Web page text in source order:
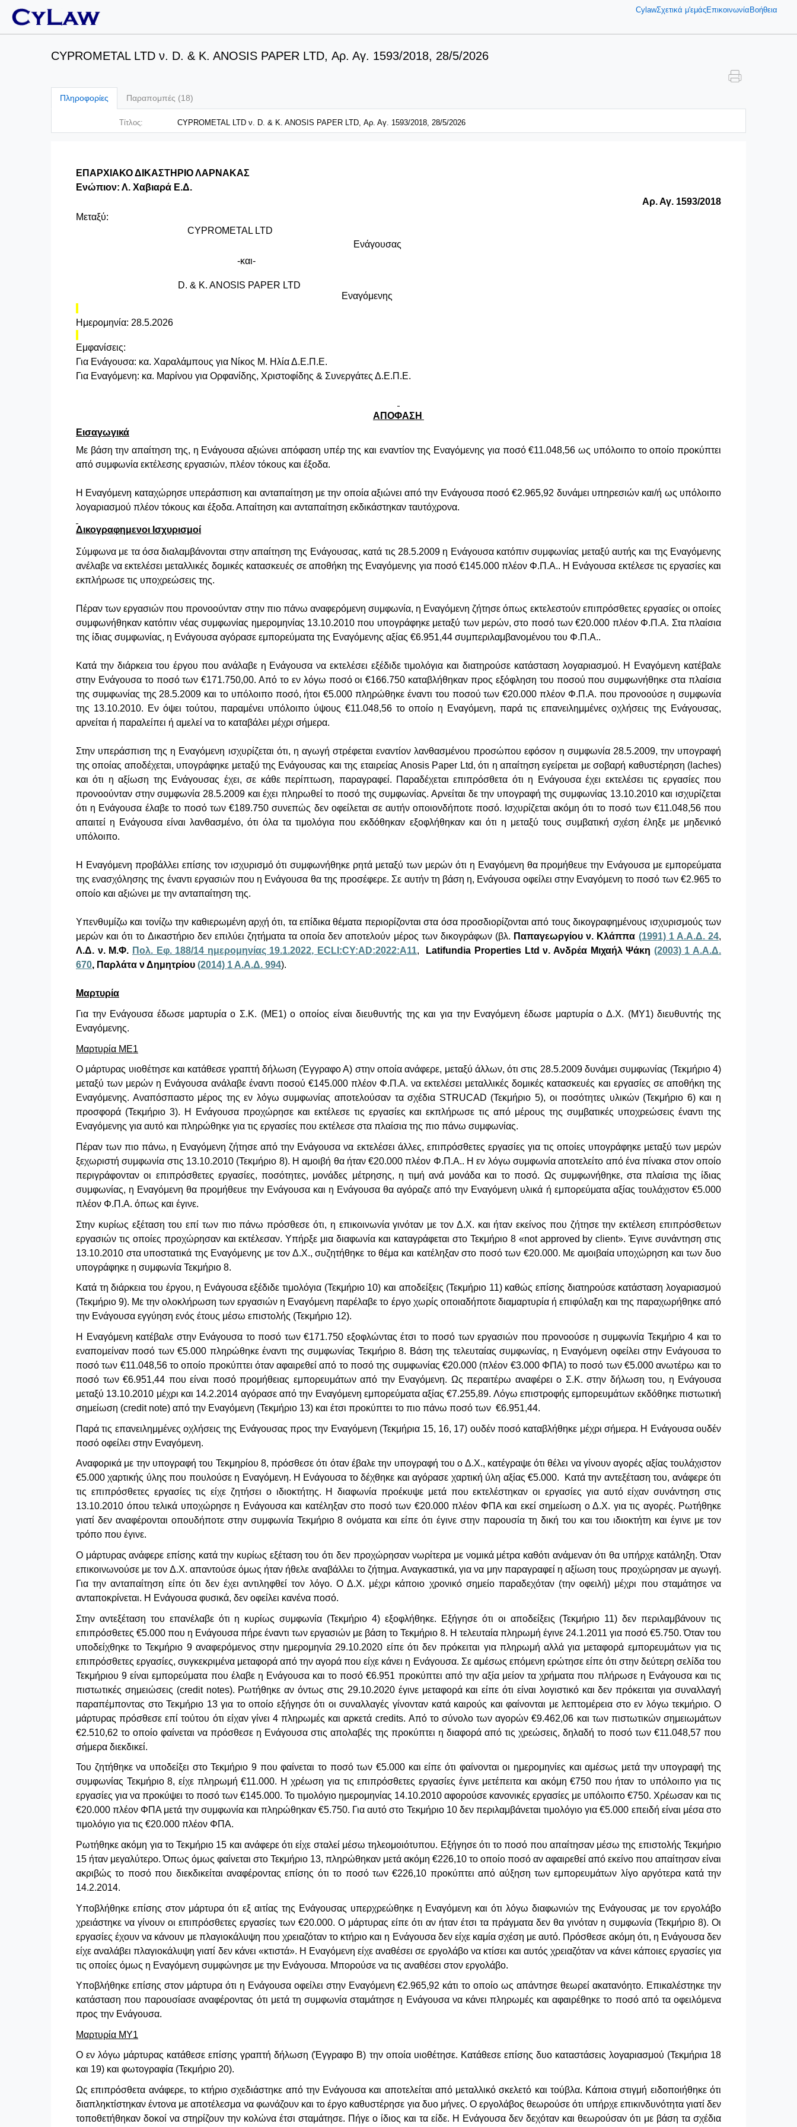
CylawΣχετικά μ'εμάςΕπικοινωνία Βοήθεια
CYPROMETAL LTD ν. D. & K. ANOSIS PAPER LTD, Αρ. Αγ. 1593/2018, 28/5/2026
Πληροφορίες Παραπομπές (18)
Τίτλος: CYPROMETAL LTD ν. D. & K. ANOSIS PAPER LTD, Αρ. Αγ. 1593/2018, 28/5/2026
ΕΠΑΡΧΙΑΚΟ ΔΙΚΑΣΤΗΡΙΟ ΛΑΡΝΑΚΑΣ
Ενώπιον: Λ. Χαβιαρά Ε.Δ.
Αρ. Αγ. 1593/2018
Μεταξύ:
CYPROMETAL LTD
Ενάγουσας
-και-
D. & K. ANOSIS PAPER LTD
Εναγόμενης
Ημερομηνία: 28.5.2026
Εμφανίσεις:
Για Ενάγουσα: κα. Χαραλάμπους για Νίκος Μ. Ηλία Δ.Ε.Π.Ε.
Για Εναγόμενη: κα. Μαρίνου για Ορφανίδης, Χριστοφίδης & Συνεργάτες Δ.Ε.Π.Ε.
ΑΠΟΦΑΣΗ
Εισαγωγικά
Με βάση την απαίτηση της, η Ενάγουσα αξιώνει απόφαση υπέρ της και εναντίον της Εναγόμενης για ποσό €11.048,56 ως υπόλοιπο το οποίο προκύπτει
από συμφωνία εκτέλεσης εργασιών, πλέον τόκους και έξοδα.
Η Εναγόμενη καταχώρησε υπεράσπιση και ανταπαίτηση με την οποία αξιώνει από την Ενάγουσα ποσό €2.965,92 δυνάμει υπηρεσιών και/ή ως υπόλοιπο
λογαριασμού πλέον τόκους και έξοδα. Απαίτηση και ανταπαίτηση εκδικάστηκαν ταυτόχρονα.
Δικογραφημενοι Ισχυρισμοί
Σύμφωνα με τα όσα διαλαμβάνονται στην απαίτηση της Ενάγουσας, κατά τις 28.5.2009 η Ενάγουσα κατόπιν συμφωνίας μεταξύ αυτής και της Εναγόμενης
ανέλαβε να εκτελέσει μεταλλικές δομικές κατασκευές σε αποθήκη της Εναγόμενης για ποσό €145.000 πλέον Φ.Π.Α.. Η Ενάγουσα εκτέλεσε τις εργασίες και
εκπλήρωσε τις υποχρεώσεις της.
Πέραν των εργασιών που προνοούνταν στην πιο πάνω αναφερόμενη συμφωνία, η Εναγόμενη ζήτησε όπως εκτελεστούν επιπρόσθετες εργασίες οι οποίες
συμφωνήθηκαν κατόπιν νέας συμφωνίας ημερομηνίας 13.10.2010 που υπογράφηκε μεταξύ των μερών, στο ποσό των €20.000 πλέον Φ.Π.Α. Στα πλαίσια
της ίδιας συμφωνίας, η Ενάγουσα αγόρασε εμπορεύματα της Εναγόμενης αξίας €6.951,44 συμπεριλαμβανομένου του Φ.Π.Α..
Κατά την διάρκεια του έργου που ανάλαβε η Ενάγουσα να εκτελέσει εξέδιδε τιμολόγια και διατηρούσε κατάσταση λογαριασμού. Η Εναγόμενη κατέβαλε
στην Ενάγουσα το ποσό των €171.750,00. Από το εν λόγω ποσό οι €166.750 καταβλήθηκαν προς εξόφληση του ποσού που συμφωνήθηκε στα πλαίσια
της συμφωνίας της 28.5.2009 και το υπόλοιπο ποσό, ήτοι €5.000 πληρώθηκε έναντι του ποσού των €20.000 πλέον Φ.Π.Α. που προνοούσε η συμφωνία
της 13.10.2010. Εν όψει τούτου, παραμένει υπόλοιπο ύψους €11.048,56 το οποίο η Εναγόμενη, παρά τις επανειλημμένες οχλήσεις της Ενάγουσας,
αρνείται ή παραλείπει ή αμελεί να το καταβάλει μέχρι σήμερα.
Στην υπεράσπιση της η Εναγόμενη ισχυρίζεται ότι, η αγωγή στρέφεται εναντίον λανθασμένου προσώπου εφόσον η συμφωνία 28.5.2009, την υπογραφή
της οποίας αποδέχεται, υπογράφηκε μεταξύ της Ενάγουσας και της εταιρείας Anosis Paper Ltd, ότι η απαίτηση εγείρεται με σοβαρή καθυστέρηση ( laches)
και ότι η αξίωση της Ενάγουσας έχει, σε κάθε περίπτωση, παραγραφεί. Παραδέχεται επιπρόσθετα ότι η Ενάγουσα έχει εκτελέσει τις εργασίες που
προνοούνταν στην συμφωνία 28.5.2009 και έχει πληρωθεί το ποσό της συμφωνίας. Αρνείται δε την υπογραφή της συμφωνίας 13.10.2010 και ισχυρίζεται
ότι η Ενάγουσα έλαβε το ποσό των €189.750 συνεπώς δεν οφείλεται σε αυτήν οποιονδήποτε ποσό. Ισχυρίζεται ακόμη ότι το ποσό των €11.048,56 που
απαιτεί η Ενάγουσα είναι λανθασμένο, ότι όλα τα τιμολόγια που εκδόθηκαν εξοφλήθηκαν και ότι η μεταξύ τους συμβατική σχέση έληξε με μηδενικό
υπόλοιπο.
Η Εναγόμενη προβάλλει επίσης τον ισχυρισμό ότι συμφωνήθηκε ρητά μεταξύ των μερών ότι η Εναγόμενη θα προμήθευε την Ενάγουσα με εμπορεύματα
της ενασχόλησης της έναντι εργασιών που η Ενάγουσα θα της προσέφερε. Σε αυτήν τη βάση η, Ενάγουσα οφείλει στην Εναγόμενη το ποσό των €2.965 το
οποίο και αξιώνει με την ανταπαίτηση της.
Υπενθυμίζω και τονίζω την καθιερωμένη αρχή ότι, τα επίδικα θέματα περιορίζονται στα όσα προσδιορίζονται από τους δικογραφημένους ισχυρισμούς των
μερών και ότι το Δικαστήριο δεν επιλύει ζητήματα τα οποία δεν αποτελούν μέρος των δικογράφων (βλ. Παπαγεωργίου ν. Κλάππα (1991) 1 Α.Α.Δ. 24,
Λ.Δ. ν. Μ.Φ. Πολ. Εφ. 188/14 ημερομηνίας 19.1.2022, ECLI:CY:AD:2022:A11, Latifundia Properties Ltd ν. Ανδρέα Μιχαήλ Ψάκη (2003) 1 Α.Α.Δ.
670, Παρλάτα ν Δημητρίου (2014) 1 Α.Α.Δ. 994).
Μαρτυρία
Για την Ενάγουσα έδωσε μαρτυρία ο Σ.Κ. (ΜΕ1) ο οποίος είναι διευθυντής της και για την Εναγόμενη έδωσε μαρτυρία ο Δ.Χ. (ΜΥ1) διευθυντής της
Εναγόμενης.
Μαρτυρία ΜΕ1
Ο μάρτυρας υιοθέτησε και κατάθεσε γραπτή δήλωση (Έγγραφο Α) στην οποία ανάφερε, μεταξύ άλλων, ότι στις 28.5.2009 δυνάμει συμφωνίας (Τεκμήριο 4)
μεταξύ των μερών η Ενάγουσα ανάλαβε έναντι ποσού €145.000 πλέον Φ.Π.Α. να εκτελέσει μεταλλικές δομικές κατασκευές και εργασίες σε αποθήκη της
Εναγόμενης. Αναπόσπαστο μέρος της εν λόγω συμφωνίας αποτελούσαν τα σχέδια STRUCAD (Τεκμήριο 5), οι ποσότητες υλικών (Τεκμήριο 6) και η
προσφορά (Τεκμήριο 3). Η Ενάγουσα προχώρησε και εκτέλεσε τις εργασίες και εκπλήρωσε τις από μέρους της συμβατικές υποχρεώσεις έναντι της
Εναγόμενης για αυτό και πληρώθηκε για τις εργασίες που εκτέλεσε στα πλαίσια της πιο πάνω συμφωνίας.
Πέραν των πιο πάνω, η Εναγόμενη ζήτησε από την Ενάγουσα να εκτελέσει άλλες, επιπρόσθετες εργασίες για τις οποίες υπογράφηκε μεταξύ των μερών
ξεχωριστή συμφωνία στις 13.10.2010 (Τεκμήριο 8). Η αμοιβή θα ήταν €20.000 πλέον Φ.Π.Α.. Η εν λόγω συμφωνία αποτελείτο από ένα πίνακα στον οποίο
περιγράφονταν οι επιπρόσθετες εργασίες, ποσότητες, μονάδες μέτρησης, η τιμή ανά μονάδα και το ποσό. Ως συμφωνήθηκε, στα πλαίσια της ίδιας
συμφωνίας, η Εναγόμενη θα προμήθευε την Ενάγουσα και η Ενάγουσα θα αγόραζε από την Εναγόμενη υλικά ή εμπορεύματα αξίας τουλάχιστον €5.000
πλέον Φ.Π.Α. όπως και έγινε.
Στην κυρίως εξέταση του επί των πιο πάνω πρόσθεσε ότι, η επικοινωνία γινόταν με τον Δ.Χ. και ήταν εκείνος που ζήτησε την εκτέλεση επιπρόσθετων
εργασιών τις οποίες προχώρησαν και εκτέλεσαν. Υπήρξε μια διαφωνία και καταγράφεται στο Τεκμήριο 8 «not approved by client». Έγινε συνάντηση στις
13.10.2010 στα υποστατικά της Εναγόμενης με τον Δ.Χ., συζητήθηκε το θέμα και κατέληξαν στο ποσό των €20.000. Με αμοιβαία υποχώρηση και των δυο
υπογράφηκε η συμφωνία Τεκμήριο 8.
Κατά τη διάρκεια του έργου, η Ενάγουσα εξέδιδε τιμολόγια (Τεκμήριο 10) και αποδείξεις (Τεκμήριο 11) καθώς επίσης διατηρούσε κατάσταση λογαριασμού
(Τεκμήριο 9). Με την ολοκλήρωση των εργασιών η Εναγόμενη παρέλαβε το έργο χωρίς οποιαδήποτε διαμαρτυρία ή επιφύλαξη και της παραχωρήθηκε από
την Ενάγουσα εγγύηση ενός έτους μέσω επιστολής (Τεκμήριο 12).
Η Εναγόμενη κατέβαλε στην Ενάγουσα το ποσό των €171.750 εξοφλώντας έτσι το ποσό των εργασιών που προνοούσε η συμφωνία Τεκμήριο 4 και το
εναπομείναν ποσό των €5.000 πληρώθηκε έναντι της συμφωνίας Τεκμήριο 8. Βάση της τελευταίας συμφωνίας, η Εναγόμενη οφείλει στην Ενάγουσα το
ποσό των €11.048,56 το οποίο προκύπτει όταν αφαιρεθεί από το ποσό της συμφωνίας €20.000 (πλέον €3.000 ΦΠΑ) το ποσό των €5.000 ανωτέρω και το
ποσό των €6.951,44 που είναι ποσό προμήθειας εμπορευμάτων από την Εναγόμενη. Ως περαιτέρω αναφέρει ο Σ.Κ. στην δήλωση του, η Ενάγουσα
μεταξύ 13.10.2010 μέχρι και 14.2.2014 αγόρασε από την Εναγόμενη εμπορεύματα αξίας €7.255,89. Λόγω επιστροφής εμπορευμάτων εκδόθηκε πιστωτική
σημείωση (credit note) από την Εναγόμενη (Τεκμήριο 13) και έτσι προκύπτει το πιο πάνω ποσό των €6.951,44.
Παρά τις επανειλημμένες οχλήσεις της Ενάγουσας προς την Εναγόμενη (Τεκμήρια 15, 16, 17) ουδέν ποσό καταβλήθηκε μέχρι σήμερα. Η Ενάγουσα ουδέν
ποσό οφείλει στην Εναγόμενη.
Αναφορικά με την υπογραφή του Τεκμηρίου 8, πρόσθεσε ότι όταν έβαλε την υπογραφή του ο Δ.Χ., κατέγραψε ότι θέλει να γίνουν αγορές αξίας τουλάχιστον
€5.000 χαρτικής ύλης που πουλούσε η Εναγόμενη. Η Ενάγουσα το δέχθηκε και αγόρασε χαρτική ύλη αξίας €5.000. Κατά την αντεξέταση του, ανάφερε ότι
τις επιπρόσθετες εργασίες τις είχε ζητήσει ο ιδιοκτήτης. Η διαφωνία προέκυψε μετά που εκτελέστηκαν οι εργασίες για αυτό είχαν συνάντηση στις
13.10.2010 όπου τελικά υποχώρησε η Ενάγουσα και κατέληξαν στο ποσό των €20.000 πλέον ΦΠΑ και εκεί σημείωση ο Δ.Χ. για τις αγορές. Ρωτήθηκε
γιατί δεν αναφέρονται οπουδήποτε στην συμφωνία Τεκμήριο 8 ονόματα και είπε ότι έγινε στην παρουσία τη δική του και του ιδιοκτήτη και έγινε με τον
τρόπο που έγινε.
Ο μάρτυρας ανάφερε επίσης κατά την κυρίως εξέταση του ότι δεν προχώρησαν νωρίτερα με νομικά μέτρα καθότι ανάμεναν ότι θα υπήρχε κατάληξη. Όταν
επικοινωνούσε με τον Δ.Χ. απαντούσε όμως ήταν ήθελε αναβάλλει το ζήτημα. Αναγκαστικά, για να μην παραγραφεί η αξίωση τους προχώρησαν με αγωγή.
Για την ανταπαίτηση είπε ότι δεν έχει αντιληφθεί τον λόγο. Ο Δ.Χ. μέχρι κάποιο χρονικό σημείο παραδεχόταν (την οφειλή) μέχρι που σταμάτησε να
ανταποκρίνεται. Η Ενάγουσα φυσικά, δεν οφείλει κανένα ποσό.
Στην αντεξέταση του επανέλαβε ότι η κυρίως συμφωνία (Τεκμήριο 4) εξοφλήθηκε. Εξήγησε ότι οι αποδείξεις (Τεκμήριο 11) δεν περιλαμβάνουν τις
επιπρόσθετες €5.000 που η Ενάγουσα πήρε έναντι των εργασιών με βάση το Τεκμήριο 8. Η τελευταία πληρωμή έγινε 24.1.2011 για ποσό €5.750. Όταν του
υποδείχθηκε το Τεκμήριο 9 αναφερόμενος στην ημερομηνία 29.10.2020 είπε ότι δεν πρόκειται για πληρωμή αλλά για μεταφορά εμπορευμάτων για τις
επιπρόσθετες εργασίες, συγκεκριμένα μεταφορά από την αγορά που είχε κάνει η Ενάγουσα. Σε αμέσως επόμενη ερώτησε είπε ότι στην δεύτερη σελίδα του
Τεκμήριου 9 είναι εμπορεύματα που έλαβε η Ενάγουσα και το ποσό €6.951 προκύπτει από την αξία μείον τα χρήματα που πλήρωσε η Ενάγουσα και τις
πιστωτικές σημειώσεις (credit notes). Ρωτήθηκε αν όντως στις 29.10.2020 έγινε μεταφορά και είπε ότι είναι λογιστικό και δεν πρόκειται για συναλλαγή
παραπέμποντας στο Τεκμήριο 13 για το οποίο εξήγησε ότι οι συναλλαγές γίνονταν κατά καιρούς και φαίνονται με λεπτομέρεια στο εν λόγω τεκμήριο. Ο
μάρτυρας πρόσθεσε επί τούτου ότι είχαν γίνει 4 πληρωμές και αρκετά credits. Από το σύνολο των αγορών €9.462,06 και των πιστωτικών σημειωμάτων
€2.510,62 το οποίο φαίνεται να πρόσθεσε η Ενάγουσα στις απολαβές της προκύπτει η διαφορά από τις χρεώσεις, δηλαδή το ποσό των €11.048,57 που
σήμερα διεκδικεί.
Του ζητήθηκε να υποδείξει στο Τεκμήριο 9 που φαίνεται το ποσό των €5.000 και είπε ότι φαίνονται οι ημερομηνίες και αμέσως μετά την υπογραφή της
συμφωνίας Τεκμήριο 8, είχε πληρωμή €11.000. Η χρέωση για τις επιπρόσθετες εργασίες έγινε μετέπειτα και ακόμη €750 που ήταν το υπόλοιπο για τις
εργασίες για να προκύψει το ποσό των €145.000. Το τιμολόγιο ημερομηνίας 14.10.2010 αφορούσε κανονικές εργασίες με υπόλοιπο €750. Χρέωσαν και τις
€20.000 πλέον ΦΠΑ μετά την συμφωνία και πληρώθηκαν €5.750. Για αυτό στο Τεκμήριο 10 δεν περιλαμβάνεται τιμολόγιο για €5.000 επειδή είναι μέσα στο
τιμολόγιο για τις €20.000 πλέον ΦΠΑ.
Ρωτήθηκε ακόμη για το Τεκμήριο 15 και ανάφερε ότι είχε σταλεί μέσω τηλεομοιότυπου. Εξήγησε ότι το ποσό που απαίτησαν μέσω της επιστολής Τεκμήριο
15 ήταν μεγαλύτερο. Όπως όμως φαίνεται στο Τεκμήριο 13, πληρώθηκαν μετά ακόμη €226,10 το οποίο ποσό αν αφαιρεθεί από εκείνο που απαίτησαν είναι
ακριβώς το ποσό που διεκδικείται αναφέροντας επίσης ότι το ποσό των €226,10 προκύπτει από αύξηση των εμπορευμάτων λίγο αργότερα κατά την
14.2.2014.
Υποβλήθηκε επίσης στον μάρτυρα ότι εξ αιτίας της Ενάγουσας υπερχρεώθηκε η Εναγόμενη και ότι λόγω διαφωνιών της Ενάγουσας με τον εργολάβο
χρειάστηκε να γίνουν οι επιπρόσθετες εργασίες των €20.000. Ο μάρτυρας είπε ότι αν ήταν έτσι τα πράγματα δεν θα γινόταν η συμφωνία (Τεκμήριο 8). Οι
εργασίες έχουν να κάνουν με πλαγιοκάλυψη που χρειαζόταν το κτήριο και η Ενάγουσα δεν είχε καμία σχέση με αυτό. Πρόσθεσε ακόμη ότι, η Ενάγουσα δεν
είχε αναλάβει πλαγιοκάλυψη γιατί δεν κάνει «κτιστά». Η Εναγόμενη είχε αναθέσει σε εργολάβο να κτίσει και αυτός χρειαζόταν να κάνει κάποιες εργασίες για
τις οποίες όμως η Εναγόμενη συμφώνησε με την Ενάγουσα. Μπορούσε να τις αναθέσει στον εργολάβο.
Υποβλήθηκε επίσης στον μάρτυρα ότι η Ενάγουσα οφείλει στην Εναγόμενη €2.965,92 κάτι το οποίο ως απάντησε θεωρεί ακατανόητο. Επικαλέστηκε την
κατάσταση που παρουσίασε αναφέροντας ότι μετά τη συμφωνία σταμάτησε η Ενάγουσα να κάνει πληρωμές και αφαιρέθηκε το ποσό από τα οφειλόμενα
προς την Ενάγουσα.
Μαρτυρία ΜΥ1
Ο εν λόγω μάρτυρας κατάθεσε επίσης γραπτή δήλωση (Έγγραφο Β) την οποία υιοθέτησε. Κατάθεσε επίσης δυο καταστάσεις λογαριασμού (Τεκμήρια 18
και 19) και φωτογραφία (Τεκμήριο 20).
Ως επιπρόσθετα ανάφερε, το κτήριο σχεδιάστηκε από την Ενάγουσα και αποτελείται από μεταλλικό σκελετό και τούβλα. Κάποια στιγμή ειδοποιήθηκε ότι
διαπληκτίστηκαν έντονα με αποτέλεσμα να φωνάζουν και το έργο καθυστέρησε για δυο μήνες. Ο εργολάβος θεωρούσε ότι υπήρχε επικινδυνότητα γιατί δεν
τοποθετήθηκαν δοκοί να στηρίζουν την κολώνα έτσι σταμάτησε. Πήγε ο ίδιος και τα είδε. Η Ενάγουσα δεν δεχόταν και θεωρούσαν ότι με βάση τα σχέδια